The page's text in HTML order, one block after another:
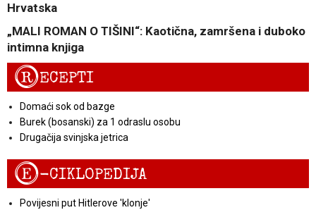
Hrvatska
„MALI ROMAN O TIŠINI“: Kaotična, zamršena i duboko
intimna knjiga
RECEPTI
Domaći sok od bazge
Burek (bosanski) za 1 odraslu osobu
Drugačija svinjska jetrica
E-CIKLOPEDIJA
Povijesni put Hitlerove 'klonje'